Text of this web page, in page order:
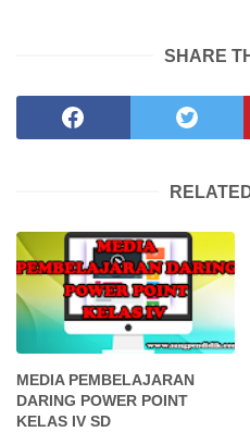
SHARE
MEDIA PEMBELAJARAN
DARING POWER POINT
KELAS IV SD